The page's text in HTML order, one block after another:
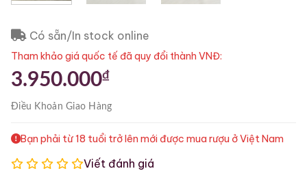
Có sẵn/In stock online
Tham khảo giá quốc tế đã quy đổi thành VNĐ:
3.950.000₫
Điều KhoảnGiao Hàng
Bạn phải từ 18 tuổi trở lên mới được mua rượu ở Việt Nam
Viết đánh giá